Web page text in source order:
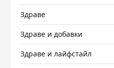
Здраве
Здраве и добавки
Здраве и лайфстайл